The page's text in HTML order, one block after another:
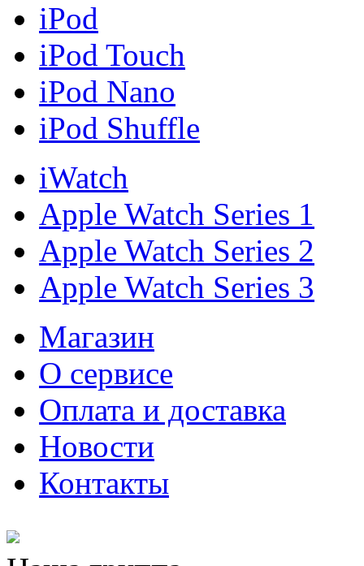
iPod
iPod Touch
iPod Nano
iPod Shuffle
iWatch
Apple Watch Series 1
Apple Watch Series 2
Apple Watch Series 3
Магазин
О cервисе
Оплата и доставка
Новости
Контакты